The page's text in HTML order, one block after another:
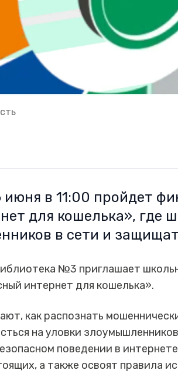
в 11:00 пройдет
для кошелька», где
в сети и
№3 приглашает
интернет для кошелька».
как распознать
на уловки
поведении в
а также освоят правила